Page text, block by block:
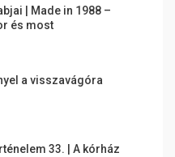
| Made in 1988 –
és most
a visszavágóra
33. | A kórház